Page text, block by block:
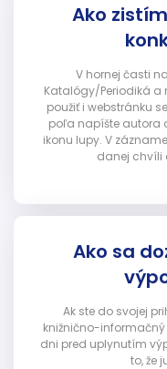
Ako
V hornej časti
Katalógy/Periodiká a
použiť i webstránku
poľa napíšte autora
ikonu lupy. V
danej chvíli
Ako sa
Ak ste do svojej
knižnično-informačný
dni pred uplynutím
to, že